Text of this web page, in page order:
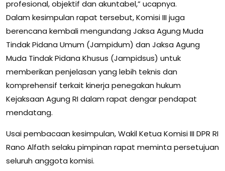
profesional, objektif dan akuntabel,” ucapnya.
Dalam kesimpulan rapat tersebut, Komisi III juga
berencana kembali mengundang Jaksa Agung Muda
Tindak Pidana Umum (Jampidum) dan Jaksa Agung
Muda Tindak Pidana Khusus (Jampidsus) untuk
memberikan penjelasan yang lebih teknis dan
komprehensif terkait kinerja penegakan hukum
Kejaksaan Agung RI dalam rapat dengar pendapat
mendatang.
Usai pembacaan kesimpulan, Wakil Ketua Komisi III DPR RI
Rano Alfath selaku pimpinan rapat meminta persetujuan
seluruh anggota komisi.